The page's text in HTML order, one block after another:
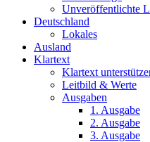
Unveröffentlichte
Deutschland
Lokales
Ausland
Klartext
Klartext
Leitbild & Werte
Ausgaben
1. Ausgabe
2. Ausgabe
3. Ausgabe